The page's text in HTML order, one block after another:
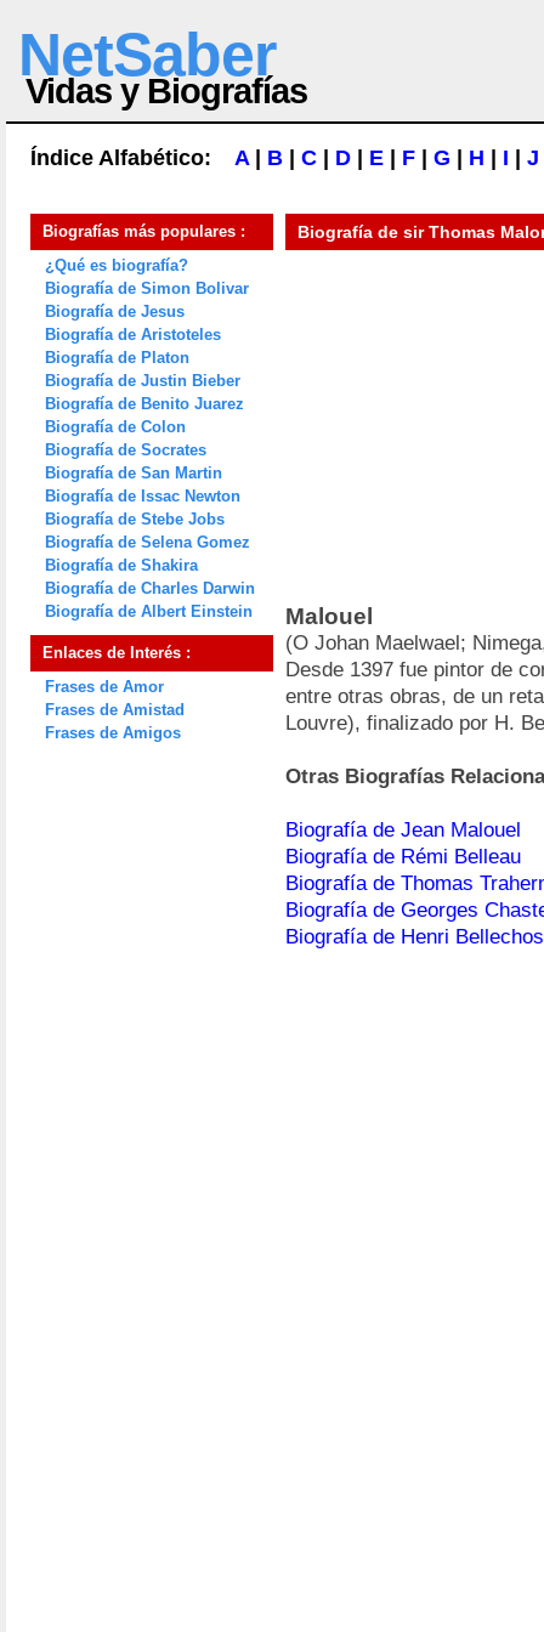
NetSaber
Vidas y Biografías
Índice Alfabético: A| B C D E F G H I J
Biografías más populares :
¿Qué es biografía?
Biografía de Simon Bolivar
Biografía de Jesus
Biografía de Aristoteles
Biografía de Platon
Biografía de Justin Bieber
Biografía de Benito Juarez
Biografía de Colon
Biografía de Socrates
Biografía de San Martin
Biografía de Issac Newton
Biografía de Stebe Jobs
Biografía de Selena Gomez
Biografía de Shakira
Biografía de Charles Darwin
Biografía de Albert Einstein
Enlaces de Interés :
Frases de Amor
Frases de Amistad
Frases de Amigos
Biografía de sir Thomas
Malouel
(O Johan Maelwael;
Desde 1397 fue pintor de
entre otras obras, de un
Louvre), finalizado por H.
Otras Biografías
Biografía de Jean Malouel
Biografía de Rémi Belleau
Biografía de Thomas
Biografía de Georges
Biografía de Henri